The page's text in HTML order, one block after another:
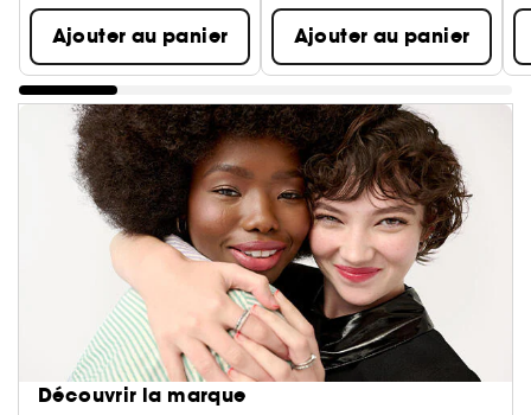
Ajouter au panier Ajouter au panier
Découvrir la marque